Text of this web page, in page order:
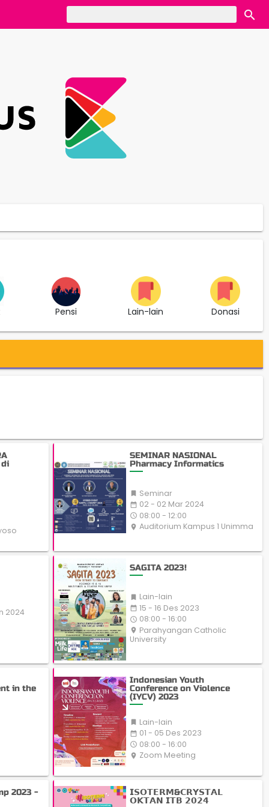
Pensi Lain-lain Donasi
di
SEMINAR NASIONAL
Pharmacy Informatics
Seminar
date_range 02 - 02 Mar 2024
access_time 08:00 - 12:00
place Auditorium Kampus 1 Unimma
2024
SAGITA 2023!
 Lain-lain
date_range 15 - 16 Des 2023
access_time 08:00 - 16:00
place Parahyangan Catholic
University
in the
Indonesian Youth
Conference on Violence
(IYCV) 2023
Lain-lain
date_range 01 - 05 Des 2023
access_time 08:00 - 16:00
place Zoom Meeting
2023 -
𝗜𝗦𝗢𝗧𝗘𝗥𝗠&𝗖𝗥𝗬𝗦𝗧𝗔𝗟
𝗢𝗞𝗧𝗔𝗡 𝗜𝗧𝗕 𝟮𝟬𝟮𝟰